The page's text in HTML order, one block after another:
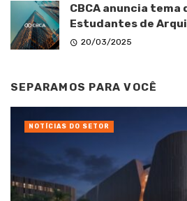
CBCA anuncia tema
Estudantes de
20/03/2025
SEPARAMOS PARA VOCÊ
NOTÍCIAS DO SETOR